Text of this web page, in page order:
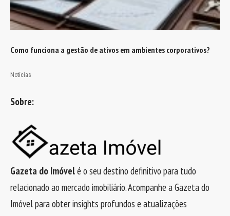
Como funciona a gestão de ativos em ambientes corporativos?
Notícias
Sobre:
Gazeta do Imóvelé o seu destino definitivo para tudo
relacionado ao mercado imobiliário. Acompanhe a Gazeta do
Imóvel para obter insights profundos e atualizações